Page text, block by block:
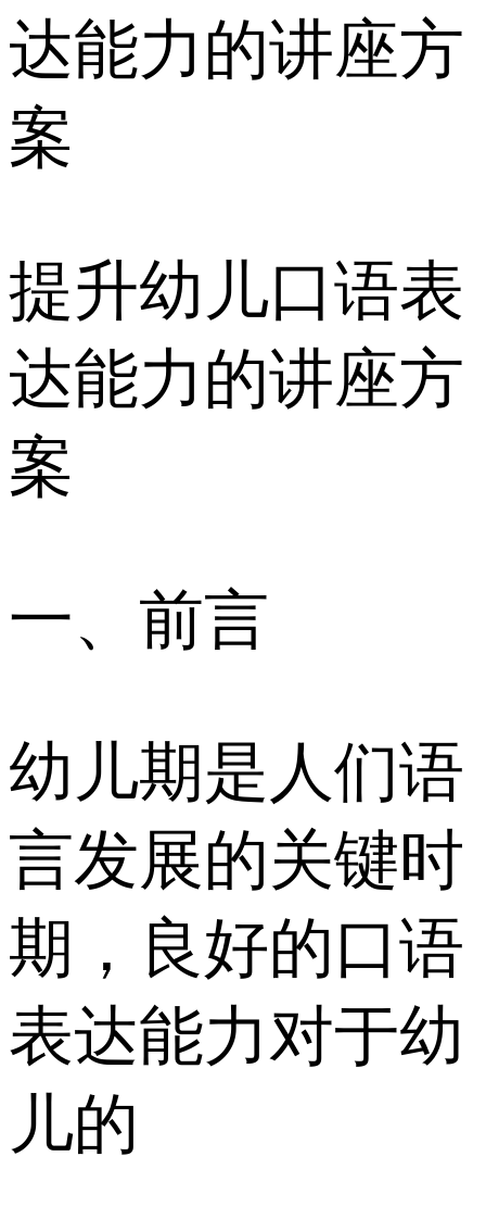
达能力的讲座方
案
提升幼儿口语表
达能力的讲座方
案
一、前言
幼儿期是人们语
言发展的关键时
期，良好的口语
表达能力对于幼
儿的